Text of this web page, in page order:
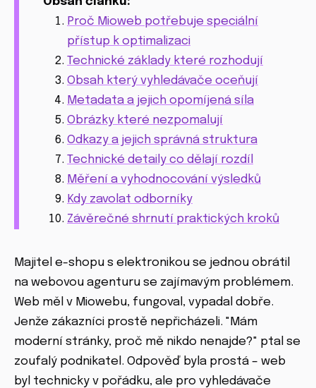
Proč Mioweb potřebuje speciální
přístup k optimalizaci
Technické základy které rozhodují
Obsah který vyhledávače oceňují
Metadata a jejich opomíjená síla
Obrázky které nezpomalují
Odkazy a jejich správná struktura
Technické detaily co dělají rozdíl
Měření a vyhodnocování výsledků
Kdy zavolat odborníky
Závěrečné shrnutí praktických kroků
Majitel e-shopu s elektronikou se jednou obrátil
na webovou agenturu se zajímavým problémem.
Web měl v Miowebu, fungoval, vypadal dobře.
Jenže zákazníci prostě nepřicházeli. "Mám
moderní stránky, proč mě nikdo nenajde?" ptal se
zoufalý podnikatel. Odpověď byla prostá – web
byl technicky v pořádku, ale pro vyhledávače